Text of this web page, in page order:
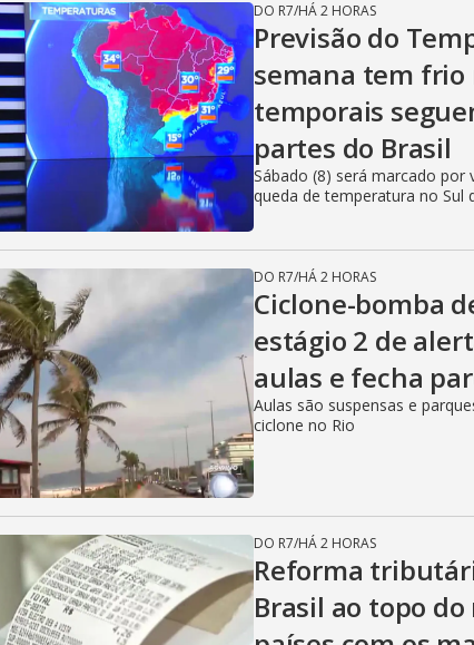
DO R7/HÁ 2 HORAS
Previsão do
semana tem frio
temporais
partes do Brasil
Sábado (8) será marcado
queda de temperatura no Sul
DO R7/HÁ 2 HORAS
Ciclone-bomba
estágio 2 de
aulas e fecha
Aulas são suspensas e
ciclone no Rio
DO R7/HÁ 2 HORAS
Reforma
Brasil ao topo